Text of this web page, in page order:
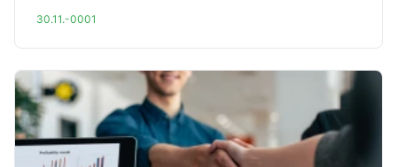
30.11.-0001